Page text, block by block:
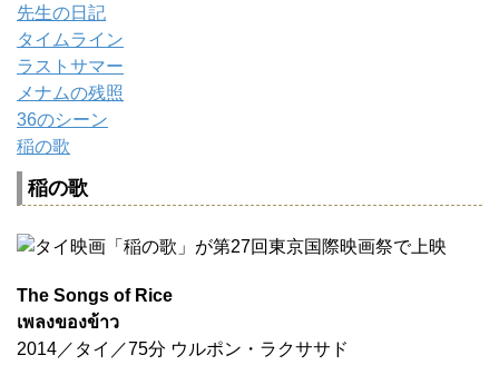
先生の日記
タイムライン
ラストサマー
メナムの残照
36のシーン
稲の歌
稲の歌
The Songs of Rice
เพลงของข้าว
2014／タイ／75分 ウルポン・ラクササド